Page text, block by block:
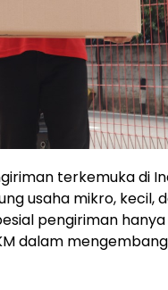
terkemuka di
usaha mikro, kecil,
pengiriman hanya
dalam